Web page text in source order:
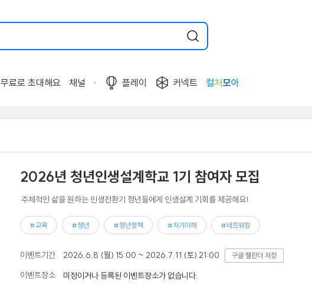
무료로 초대해요 채널 플레이 커넥트 컬처 모아
2026년 청년인생설계학교 1기 참여자 모집
주체적인 삶을 원하는 인생전환기 청년들에게 인생설계 기회를 제공해요!
#교육 #청년 #청년정책 #자기이해 #네트워킹
이벤트기간 2026.6.8 (월) 15:00 ~ 2026.7.11 (토) 21:00 구글 캘린더 저장
이벤트장소 미정이거나 등록된 이벤트장소가 없습니다.